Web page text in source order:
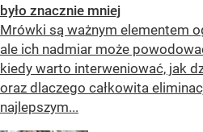
było znacznie mniej
Mrówki są ważnym elementem
ale ich nadmiar może
kiedy warto interweniować, jak
oraz dlaczego całkowita
najlepszym...